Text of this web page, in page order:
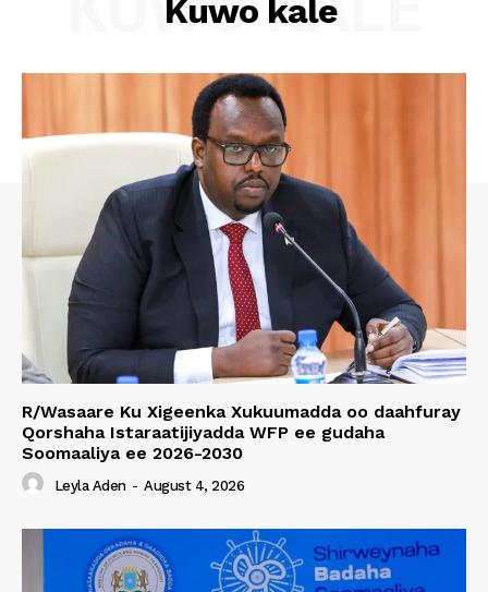
Kuwo kale
R/Wasaare Ku Xigeenka Xukuumadda oo daahfuray
Qorshaha Istaraatijiyadda WFP ee gudaha
Soomaaliya ee 2026-2030
Leyla Aden - August 4, 2026